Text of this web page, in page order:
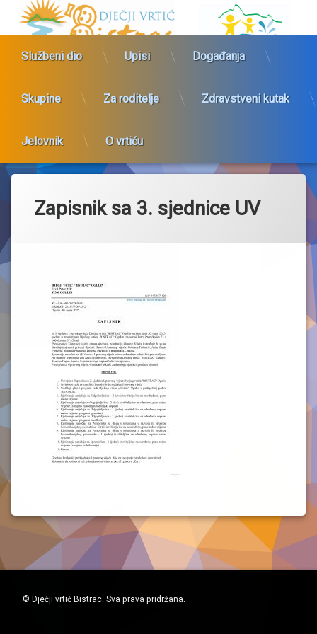
Preskoči
sadržaj
Dječji vrtić
Službeni dio Upisi Događanja
Skupine Za roditelje Zdravstveni kutak
Jelovnik O vrtiću
Zapisnik sa 3. sjednice UV
© Dječji vrtić Bistrac. Sva prava pridržana.